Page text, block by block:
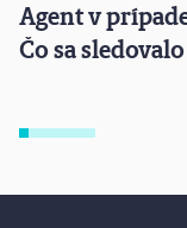
Agent v
Čo sa